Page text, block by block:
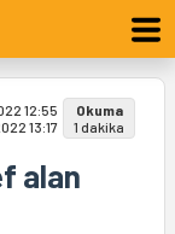
12:55
13:17
Okuma
1 dakika
alan